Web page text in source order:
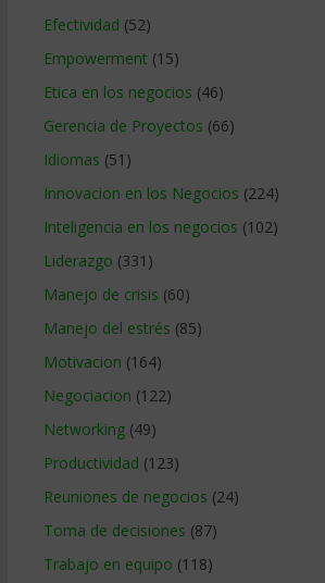
Efectividad (52)
Empowerment (15)
Etica en los negocios (46)
Gerencia de Proyectos (66)
Idiomas (51)
Innovacion en los Negocios (224)
Inteligencia en los negocios (102)
Liderazgo (331)
Manejo de crisis (60)
Manejo del estrés (85)
Motivacion (164)
Negociacion (122)
Networking(49)
Productividad (123)
Reuniones de negocios (24)
Toma de decisiones (87)
Trabajo en equipo (118)